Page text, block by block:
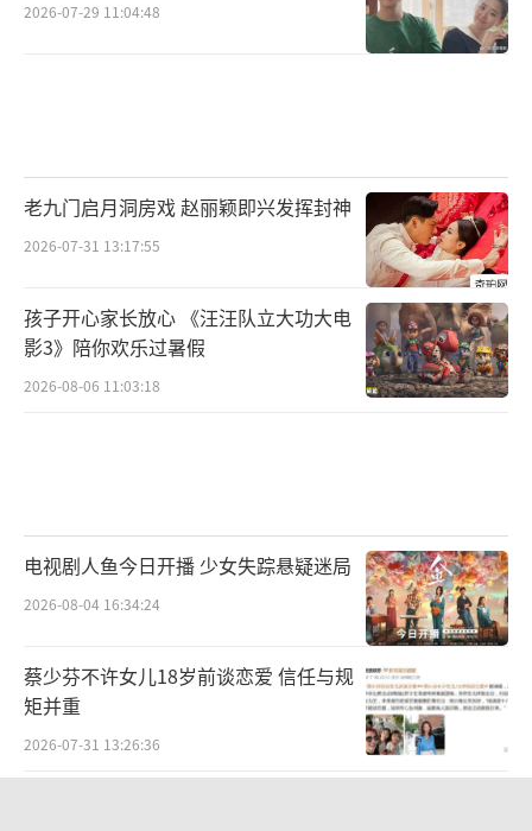
2026-07-29 11:04:48
老九门启月洞房戏 赵丽颖即兴发挥封神
2026-07-31 13:17:55
孩子开心家长放心 《汪汪队立大功大电
影3》陪你欢乐过暑假
2026-08-06 11:03:18
电视剧人鱼今日开播 少女失踪悬疑迷局
2026-08-04 16:34:24
蔡少芬不许女儿18岁前谈恋爱 信任与规
矩并重
2026-07-31 13:26:36